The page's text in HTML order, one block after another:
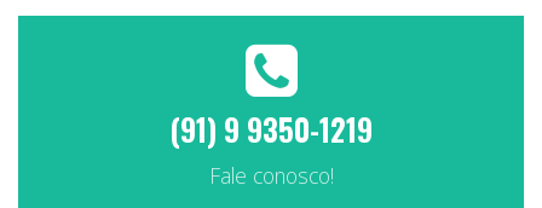
(91) 9 9350-1219
Fale conosco!